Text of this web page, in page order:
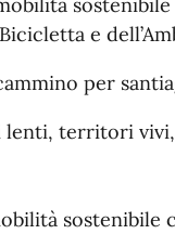
e
per
lenti, territori
sostenibile